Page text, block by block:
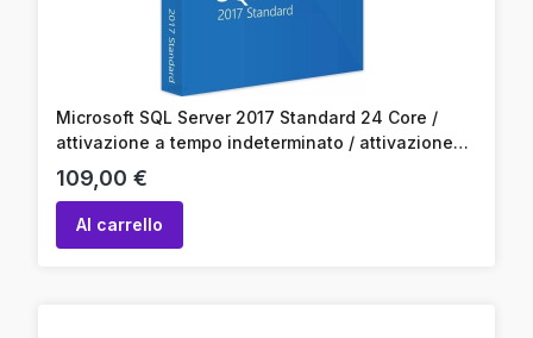
Microsoft SQL Server 2017 Standard 24 Core /
attivazione a tempo indeterminato / attivazione
online / codice prodotto
Prezzo
109,00 €
Al carrello